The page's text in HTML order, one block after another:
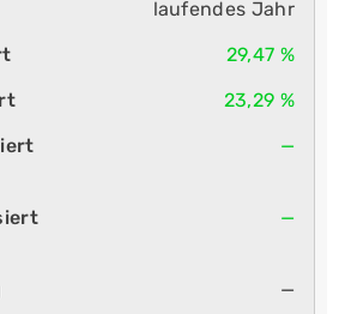
laufendes Jahr
29,47 %
23,29 %
—
—
—